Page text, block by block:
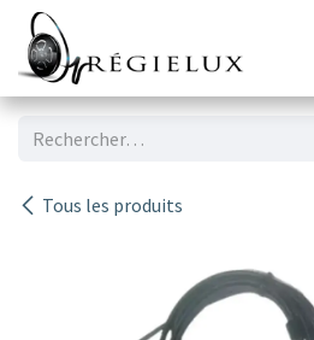
Se rendre au contenu
Tous les produits